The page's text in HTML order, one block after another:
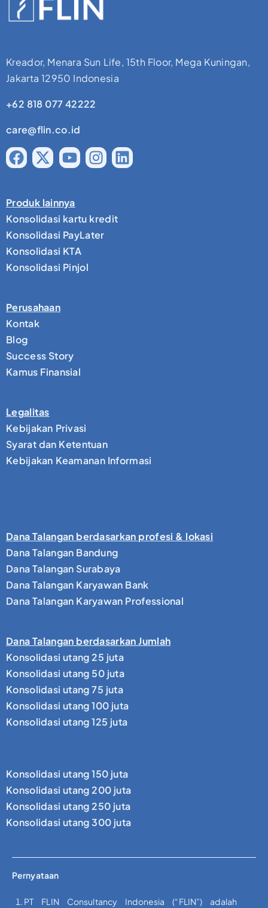
Kreador, Menara Sun Life, 15th Floor, Mega Kuningan,
Jakarta 12950 Indonesia
+62 818 077 42222
care@flin.co.id
Produk lainnya
Konsolidasi kartu kredit
Konsolidasi PayLater
Konsolidasi KTA
Konsolidasi Pinjol
Perusahaan
Kontak
Blog
Success Story
Kamus Finansial
Legalitas
Kebijakan Privasi
Syarat dan Ketentuan
Kebijakan Keamanan Informasi
Dana Talangan berdasarkan profesi & lokasi
Dana Talangan Bandung
Dana Talangan Surabaya
Dana Talangan Karyawan Bank
Dana Talangan Karyawan Professional
Dana Talangan berdasarkan Jumlah
Konsolidasi utang 25 juta
Konsolidasi utang 50 juta
Konsolidasi utang 75 juta
Konsolidasi utang 100 juta
Konsolidasi utang 125 juta
Konsolidasi utang 150 juta
Konsolidasi utang 200 juta
Konsolidasi utang 250 juta
Konsolidasi utang 300 juta
Pernyataan
PT FLIN Consultancy Indonesia (“FLIN”) adalah